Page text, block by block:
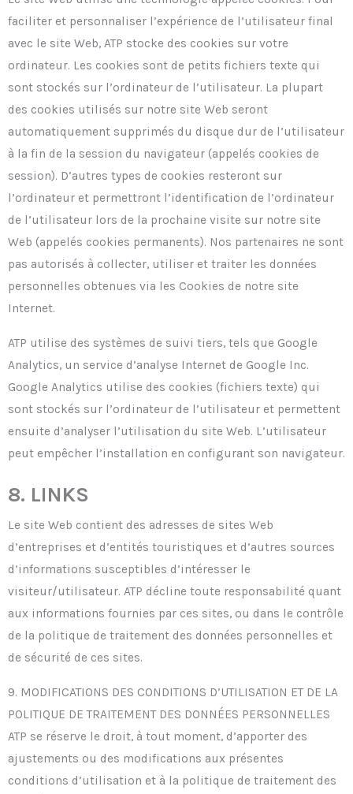
faciliter et personnaliser l’expérience de l’utilisateur final
avec le site Web, ATP stocke des cookies sur votre
ordinateur. Les cookies sont de petits fichiers texte qui
sont stockés sur l’ordinateur de l’utilisateur. La plupart
des cookies utilisés sur notre site Web seront
automatiquement supprimés du disque dur de l’utilisateur
à la fin de la session du navigateur (appelés cookies de
session). D’autres types de cookies resteront sur
l’ordinateur et permettront l’identification de l’ordinateur
de l’utilisateur lors de la prochaine visite sur notre site
Web (appelés cookies permanents). Nos partenaires ne sont
pas autorisés à collecter, utiliser et traiter les données
personnelles obtenues via les Cookies de notre site
Internet.
ATP utilise des systèmes de suivi tiers, tels que Google
Analytics, un service d’analyse Internet de Google Inc.
Google Analytics utilise des cookies (fichiers texte) qui
sont stockés sur l’ordinateur de l’utilisateur et permettent
ensuite d’analyser l’utilisation du site Web. L’utilisateur
peut empêcher l’installation en configurant son navigateur.
8. LINKS
Le site Web contient des adresses de sites Web
d’entreprises et d’entités touristiques et d’autres sources
d’informations susceptibles d’intéresser le
visiteur/utilisateur. ATP décline toute responsabilité quant
aux informations fournies par ces sites, ou dans le contrôle
de la politique de traitement des données personnelles et
de sécurité de ces sites.
9. MODIFICATIONS DES CONDITIONS D’UTILISATION ET DE LA
POLITIQUE DE TRAITEMENT DES DONNÉES PERSONNELLES
ATP se réserve le droit, à tout moment, d’apporter des
ajustements ou des modifications aux présentes
conditions d’utilisation et à la politique de traitement des